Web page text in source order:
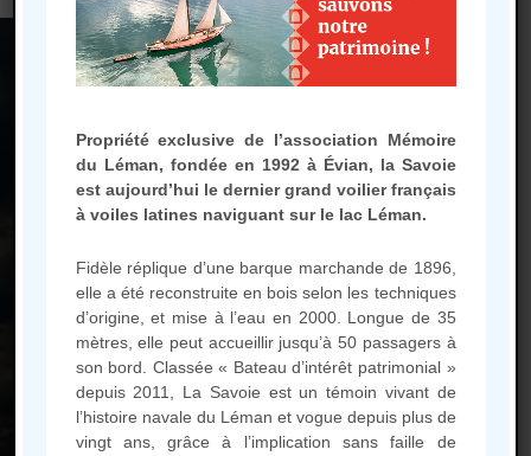
Une question, une envie
particulière,
la Barque ?
N’hésitez pas à consulter notre
FAQ ou à nous contacter
FAQ
Propriété exclusive de l’association Mémoire
du Léman, fondée en 1992 à Évian, la Savoie
est aujourd’hui le dernier grand voilier français
à voiles latines naviguant sur le lac Léman.
Fidèle réplique d’une barque marchande de 1896,
elle a été reconstruite en bois selon les techniques
d’origine, et mise à l’eau en 2000. Longue de 35
mètres, elle peut accueillir jusqu’à 50 passagers à
son bord. Classée « Bateau d’intérêt patrimonial »
depuis 2011, La Savoie est un témoin vivant de
l’histoire navale du Léman et vogue depuis plus de
vingt ans, grâce à l’implication sans faille de